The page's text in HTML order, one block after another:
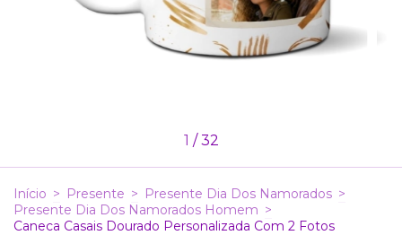
1 /32
Início > Presente > Presente Dia Dos Namorados >
Presente Dia Dos Namorados Homem >
Caneca Casais Dourado Personalizada Com 2 Fotos